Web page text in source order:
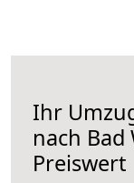
Ihr
nach Bad
Preiswert